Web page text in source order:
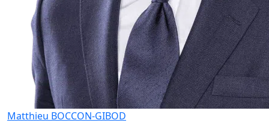
Matthieu BOCCON-GIBOD